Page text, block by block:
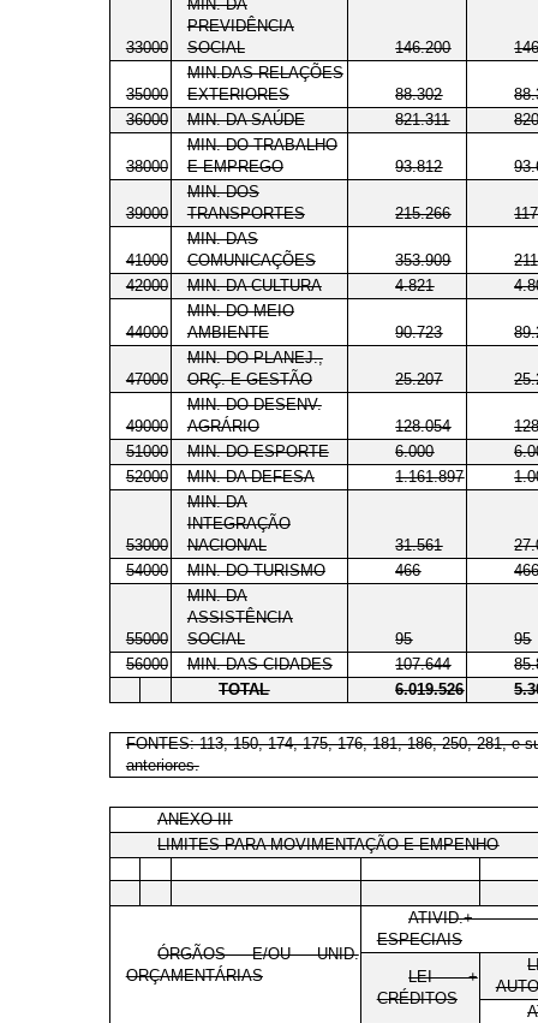
33000
MIN. DA
PREVIDÊNCIA
SOCIAL
146.200
35000
MIN.DAS RELAÇÕES
EXTERIORES
88.302
36000
MIN. DA SAÚDE 821.311
38000
MIN. DO TRABALHO
E EMPREGO
93.812
39000
MIN. DOS
TRANSPORTES
215.266
41000
MIN. DAS
COMUNICAÇÕES
353.909
42000
MIN. DA CULTURA 4.821
44000
MIN. DO MEIO
AMBIENTE
90.723
47000
MIN. DO PLANEJ.,
ORÇ. E GESTÃO
25.207
49000
MIN. DO DESENV.
AGRÁRIO
128.054
51000
MIN. DO ESPORTE 6.000
52000
MIN. DA DEFESA 1.161.897
53000
MIN. DA
INTEGRAÇÃO
NACIONAL
31.561
54000
MIN. DO TURISMO 466
55000
MIN. DA
ASSISTÊNCIA
SOCIAL
95
95
56000
MIN. DAS CIDADES 107.644
TOTAL
6.019.526
FONTES: 113, 150, 174, 175, 176, 181, 186, 250, 281, e
anteriores.
ANEXO III
LIMITES PARA MOVIMENTAÇÃO E EMPENHO
ÓRGÃOS E/OU UNID.
ORÇAMENTÁRIAS
ATIVID.+
ESPECIAIS
LEI +
CRÉDITOS